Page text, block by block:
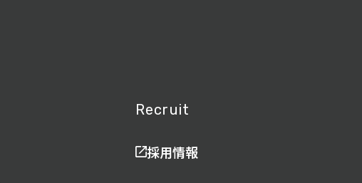
Recruit
採用情報